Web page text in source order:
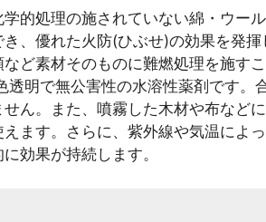
学的処理の施されていない綿・ウー
、優れた火防(ひぶせ)の効果を発
ど素材そのものに難燃処理を施す
明で無公害性の水溶性薬剤です。
ん。また、噴霧した木材や布など
ます。さらに、紫外線や気温によ
効果が持続します。